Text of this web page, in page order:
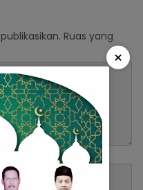
Ruas yang
×